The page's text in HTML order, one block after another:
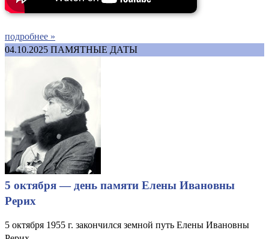
подробнее »
04.10.2025 ПАМЯТНЫЕ ДАТЫ
5 октября — день памяти Елены Ивановны
Рерих
5 октября 1955 г. закончился земной путь Елены Ивановны